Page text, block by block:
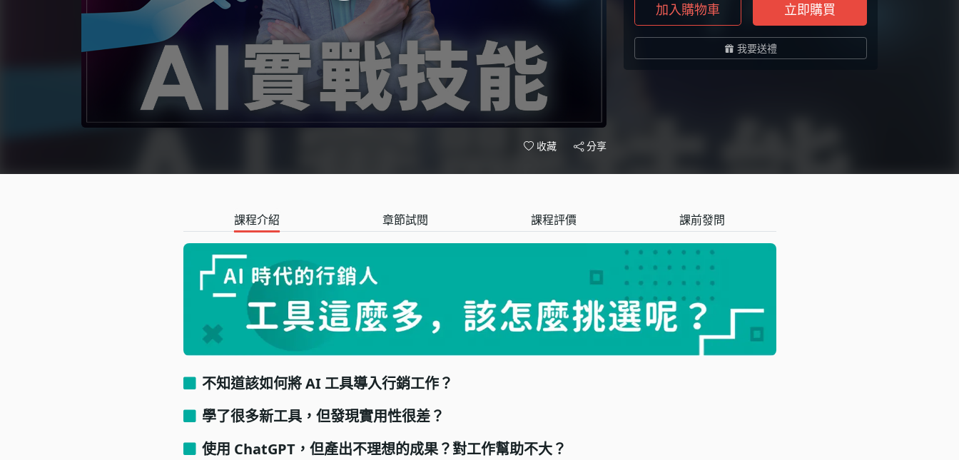
語言學習
影視特效
辦公室應用
所有課程
收藏 分享
加入購物車 立即購買
我要送禮
課程介紹 章節試閱 課程評價 課前發問
不知道該如何將 AI 工具導入行銷工作？
學了很多新工具，但發現實用性很差？
使用 ChatGPT，但產出不理想的成果？對工作幫助不大？